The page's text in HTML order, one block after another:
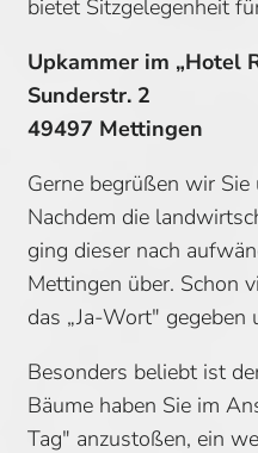
bietet Sitzgelegenheit
Upkammer im „Hotel
Sunderstr. 2
49497 Mettingen
Gerne begrüßen wir
Nachdem die
ging dieser nach
Mettingen über. Schon
das „Ja-Wort" gegeben
Besonders beliebt ist
Bäume haben Sie im
Tag" anzustoßen, ein